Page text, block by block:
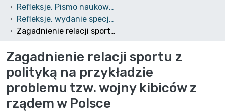
Refleksje. Pismo naukowe studentów i doktorantów WNPiD UAM
Refleksje, wydanie specjalne, wiosna 2012
Zagadnienie relacji sportu z polityką na przykładzie problemu tzw. wojny kibiców z rządem w Polsce
Zagadnienie relacji sportu z
polityką na przykładzie
problemu tzw. wojny kibiców z
rządem w Polsce